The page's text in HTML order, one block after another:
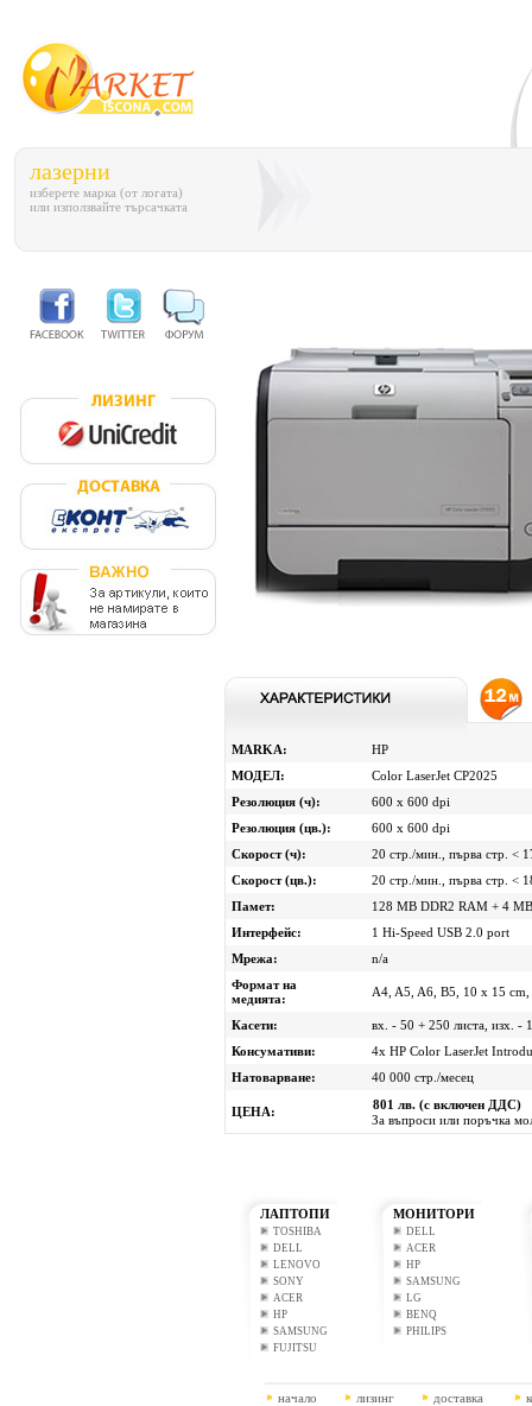
лазерни
изберете марка (от логата)
или използвайте търсачката
MARKA:
HP
МОДЕЛ:
Color LaserJet CP2025
Резолюция (ч):
600 x 600 dpi
Резолюция (цв.):
600 x 600 dpi
Скорост (ч):
20 стр./мин., първа стр. <
Скорост (цв.):
20 стр./мин., първа стр. <
Памет:
128 MB DDR2 RAM + 4
Интерфейс:
1 Hi-Speed USB 2.0 port
Мрежа:
n/a
Формат на
медията:
A4, A5, A6, B5, 10 x 15
Касети:
вх. - 50 + 250 листа, изх. -
Консумативи:
4x HP Color LaserJet
Натоварване:
40 000 стр./месец
ЦЕНА:
801 лв. (с включен ДДС)
За въпроси или поръчка
ЛАПТОПИ
TOSHIBA
DELL
LENOVO
SONY
ACER
HP
SAMSUNG
FUJITSU
МОНИТОРИ
DELL
ACER
HP
SAMSUNG
LG
BENQ
PHILIPS
начало лизинг доставка